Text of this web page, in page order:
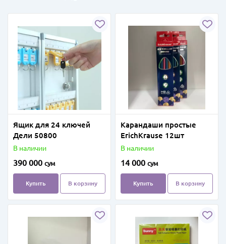
Ящик для 24 ключей
Дели 50800
В наличии
390 000 сум
Купить В корзину
Карандаши простые
ErichKrause 12шт
В наличии
14 000 сум
Купить В корзину